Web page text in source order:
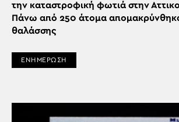
την καταστροφική φωτιά στην
Πάνω από 250 άτομα
θαλάσσης
ΕΝΗΜΕΡΩΣΗ